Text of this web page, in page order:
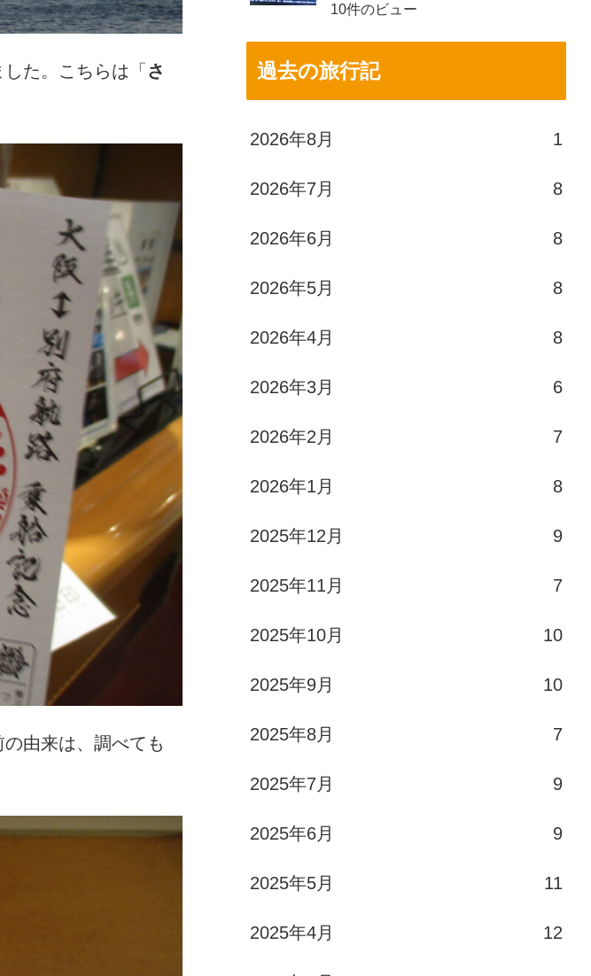
た。こちらは「 さ
の由来は、調べても
10件のビュー
過去の旅行記
2026年8月 1
2026年7月 8
2026年6月 8
2026年5月 8
2026年4月 8
2026年3月 6
2026年2月 7
2026年1月 8
2025年12月 9
2025年11月 7
2025年10月 10
2025年9月 10
2025年8月 7
2025年7月 9
2025年6月 9
2025年5月 11
2025年4月 12